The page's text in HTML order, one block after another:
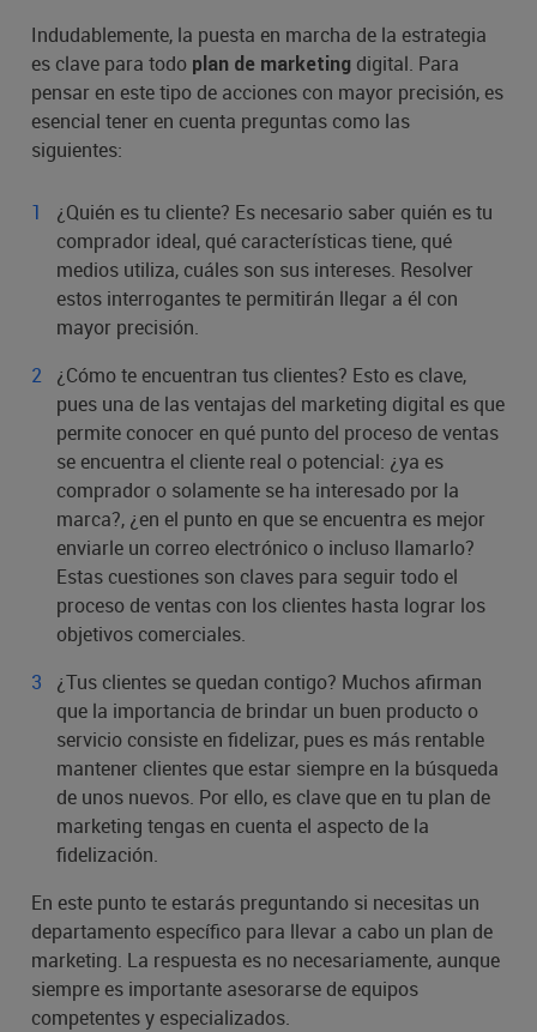
Indudablemente, la puesta en marcha de la estrategia
es clave para todo plan de marketing digital. Para
pensar en este tipo de acciones con mayor precisión, es
esencial tener en cuenta preguntas como las
siguientes:
¿Quién es tu cliente? Es necesario saber quién es tu
comprador ideal, qué características tiene, qué
medios utiliza, cuáles son sus intereses. Resolver
estos interrogantes te permitirán llegar a él con
mayor precisión.
¿Cómo te encuentran tus clientes? Esto es clave,
pues una de las ventajas del marketing digital es que
permite conocer en qué punto del proceso de ventas
se encuentra el cliente real o potencial: ¿ya es
comprador o solamente se ha interesado por la
marca?, ¿en el punto en que se encuentra es mejor
enviarle un correo electrónico o incluso llamarlo?
Estas cuestiones son claves para seguir todo el
proceso de ventas con los clientes hasta lograr los
objetivos comerciales.
¿Tus clientes se quedan contigo? Muchos afirman
que la importancia de brindar un buen producto o
servicio consiste en fidelizar, pues es más rentable
mantener clientes que estar siempre en la búsqueda
de unos nuevos. Por ello, es clave que en tu plan de
marketing tengas en cuenta el aspecto de la
fidelización.
En este punto te estarás preguntando si necesitas un
departamento específico para llevar a cabo un plan de
marketing. La respuesta es no necesariamente, aunque
siempre es importante asesorarse de equipos
competentes y especializados.